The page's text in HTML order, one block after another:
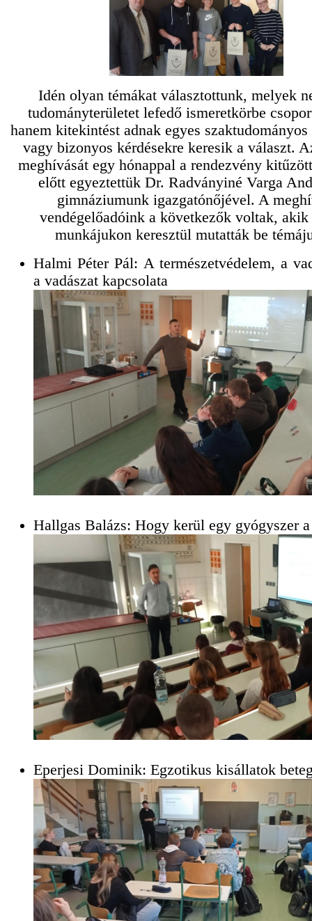
Idén olyan témákat választottunk, melyek
tudományterületet lefedő ismeretkörbe
hanem kitekintést adnak egyes
vagy bizonyos kérdésekre keresik a választ.
meghívását egy hónappal a rendezvény
előtt egyeztettük Dr. Radványiné Varga
gimnáziumunk igazgatónőjével. A
vendégelőadóink a következők voltak, akik
munkájukon keresztül mutatták be
Halmi Péter Pál: A természetvédelem, a
a vadászat kapcsolata
Hallgas Balázs: Hogy kerül egy gyógyszer a
Eperjesi Dominik: Egzotikus kisállatok